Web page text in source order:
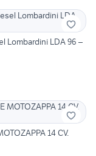
Lombardini LDA 96 –
14 CV.